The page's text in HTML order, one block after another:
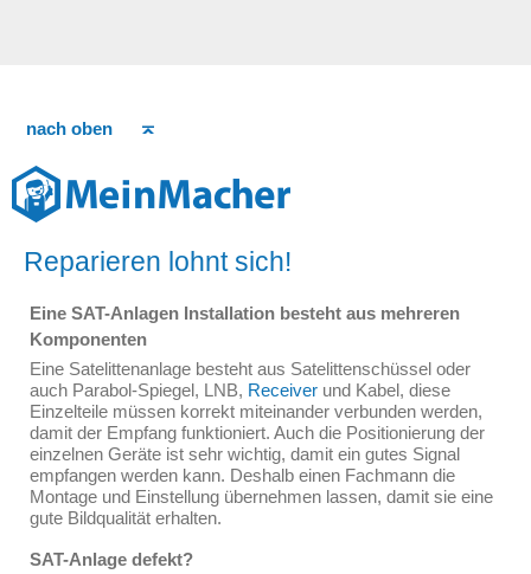
nach oben
Reparieren lohnt sich!
Eine SAT-Anlagen Installation besteht aus mehreren
Komponenten
Eine Satelittenanlage besteht aus Satelittenschüssel oder
auch Parabol-Spiegel, LNB, Receiver und Kabel, diese
Einzelteile müssen korrekt miteinander verbunden werden,
damit der Empfang funktioniert. Auch die Positionierung der
einzelnen Geräte ist sehr wichtig, damit ein gutes Signal
empfangen werden kann. Deshalb einen Fachmann die
Montage und Einstellung übernehmen lassen, damit sie eine
gute Bildqualität erhalten.
SAT-Anlage defekt?